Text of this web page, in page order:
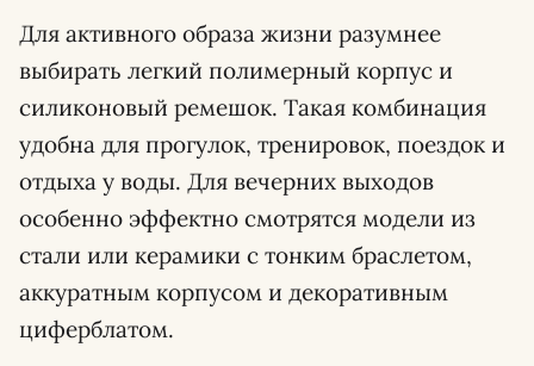
Для активного образа жизни разумнее
выбирать легкий полимерный корпус и
силиконовый ремешок. Такая комбинация
удобна для прогулок, тренировок, поездок и
отдыха у воды. Для вечерних выходов
особенно эффектно смотрятся модели из
стали или керамики с тонким браслетом,
аккуратным корпусом и декоративным
циферблатом.